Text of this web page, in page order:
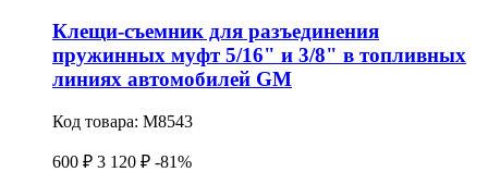
Клещи-съемник для разъединения
пружинных муфт 5/16" и 3/8" в топливных
линиях автомобилей GM
Код товара: M8543
600 ₽ 3 120 ₽ -81%